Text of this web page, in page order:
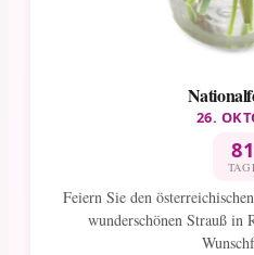
26.
81
Feiern Sie den
wunderschönen Strauß in